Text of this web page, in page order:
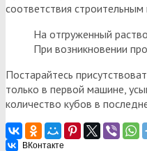
соответствия
На отгруженный
При возникновении
Постарайтесь
только в первой машине,
количество кубов в
ВКонтакте